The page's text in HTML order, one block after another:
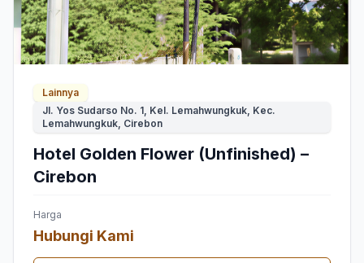
Lainnya
Jl. Yos Sudarso No. 1, Kel. Lemahwungkuk, Kec.
Lemahwungkuk, Cirebon
Hotel Golden Flower (Unfinished) –
Cirebon
Harga
Hubungi Kami